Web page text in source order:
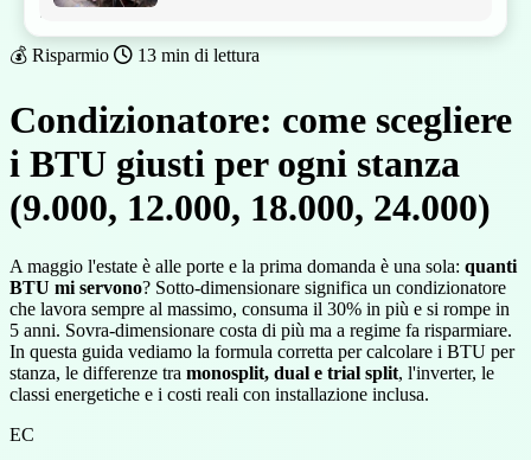
Condizionatore BTU stanza
💰 Risparmio 13 min di lettura
Condizionatore: come scegliere
i BTU giusti per ogni stanza
(9.000, 12.000, 18.000, 24.000)
A maggio l'estate è alle porte e la prima domanda è una sola: quanti
BTU mi servono? Sotto-dimensionare significa un condizionatore
che lavora sempre al massimo, consuma il 30% in più e si rompe in
5 anni. Sovra-dimensionare costa di più ma a regime fa risparmiare.
In questa guida vediamo la formula corretta per calcolare i BTU per
stanza, le differenze tra monosplit, dual e trial split, l'inverter, le
classi energetiche e i costi reali con installazione inclusa.
EC